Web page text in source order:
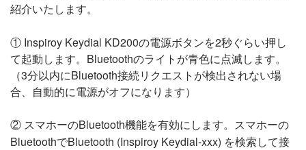
紹介いたします。
① Inspiroy Keydial KD200の電源ボタンを2秒ぐらい押し
て起動します。Bluetoothのライトが青色に点滅します。
（3分以内にBluetooth接続リクエストが検出されない場
合、自動的に電源がオフになります）
② スマホーのBluetooth機能を有効にします。スマホーの
BluetoothでBluetooth (Inspiroy Keydial-xxx) を検索して接